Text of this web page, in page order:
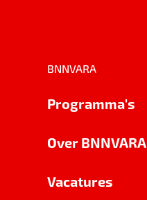
BNNVARA
Programma's
Over BNNVARA
Vacatures